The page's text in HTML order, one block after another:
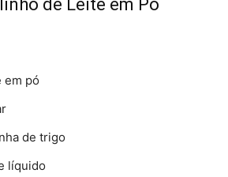
de Leite em Pó
em pó
de trigo
líquido